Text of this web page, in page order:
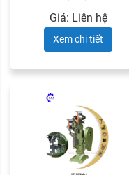
tán đinh ...
Giá: Liên hệ
Xem chi tiết